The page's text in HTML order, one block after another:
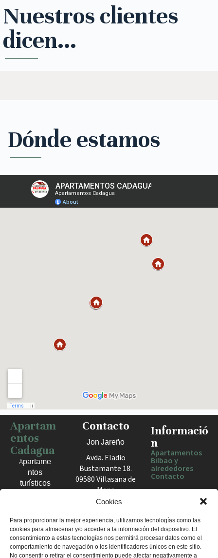
Cookies
Para proporcionar la mejor experiencia, utilizamos tecnologías como las
cookies para almacenar y/o acceder a la información del dispositivo. El
consentimiento a estas tecnologías nos permitirá procesar datos como el
comportamiento de navegación o los identificadores únicos en este sitio.
No consentir o retirar el consentimiento puede afectar negativamente a
Nuestros clientes
dicen...
Dónde estamos
Haz clic para activar el mapa
Apartam
entos
Cadagua
Apartame
ntos
turísticos
el Valle
de Mena.
Estancias
cómodas
Contacto
Jon Jareño
Avda. Eladio
Bustamante 18.
09580 Villasana de
Mena
España
+34 675 602
960
apartamentosc
Informació
n
Apartamentos
Bilbao y
alrededores
Contacto